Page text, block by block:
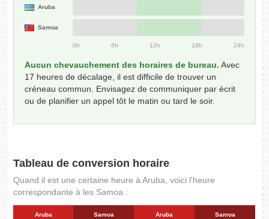
Aruba
Samoa
0h 6h 12h 18h 24h
Aucun chevauchement des horaires de bureau. Avec
17 heures de décalage, il est difficile de trouver un
créneau commun. Envisagez de communiquer par écrit
ou de planifier un appel tôt le matin ou tard le soir.
Tableau de conversion horaire
Quand il est une certaine heure à Aruba, voici l'heure
correspondante à les Samoa :
Aruba Samoa Aruba Samoa